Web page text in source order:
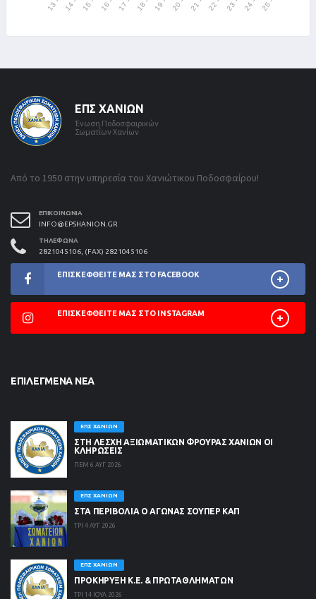
ΕΠΣ ΧΑΝΊΩΝ
Ένωση Ποδοσφαιρικών
Σωματίων Χανίων
Από το 1950 στην υπηρεσία του Χανιώτικου Ποδοσφαίρου!
ΕΠΙΚΟΙΝΩΝΊΑ
INFO@EPSHANION.GR
ΤΗΛΈΦΩΝΑ
2821045106, (FAX) 2821045106
ΕΠΙΣΚΕΦΘΕΊΤΕ ΜΑΣ ΣΤΟ FACEBOOK
ΕΠΙΣΚΕΦΘΕΊΤΕ ΜΑΣ ΣΤΟ INSTAGRAM
ΕΠΙΛΕΓΜΈΝΑ ΝΈΑ
ΕΠΣ ΧΑΝΊΩΝ
ΣΤΗ ΛΈΣΧΗ ΑΞΙΩΜΑΤΙΚΏΝ ΦΡΟΥΡΆΣ ΧΑΝΊΩΝ ΟΙ
ΚΛΗΡΏΣΕΙΣ
ΠΕΜ 6 ΑΥΓ 2026
ΕΠΣ ΧΑΝΊΩΝ
ΣΤΑ ΠΕΡΙΒΟΛΙΑ Ο ΑΓΩΝΑΣ ΣΟΥΠΕΡ ΚΑΠ
ΤΡΙ 4 ΑΥΓ 2026
ΕΠΣ ΧΑΝΊΩΝ
ΠΡΟΚΗΡΥΞΗ Κ.Ε. & ΠΡΩΤΑΘΛΗΜΑΤΩΝ
ΤΡΙ 14 ΙΟΥΛ 2026